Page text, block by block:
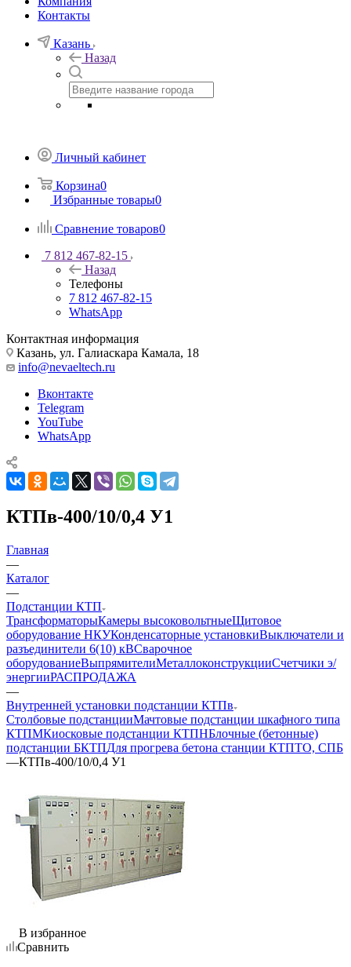
Контакты
Казань
Назад
Личный кабинет
Корзина0
Избранные товары0
Сравнение товаров0
7 812 467-82-15
Назад
Телефоны
7 812 467-82-15
WhatsApp
Контактная информация
Казань, ул. Галиаскара Камала, 18
info@nevaeltech.ru
Вконтакте
Telegram
YouTube
WhatsApp
КТПв-400/10/0,4 У1
Главная
—
Каталог
—
Подстанции КТП
ТрансформаторыКамеры высоковольтныеЩитовое
оборудование НКУКонденсаторные установкиВыключатели и
разъединители 6(10) кВСварочное
оборудованиеВыпрямителиМеталлоконструкцииСчетчики э/
энергииРАСПРОДАЖА
—
Внутренней установки подстанции КТПв
Столбовые подстанцииМачтовые подстанции шкафного типа
КТПМКиосковые подстанции КТПНБлочные (бетонные)
подстанции БКТПДля прогрева бетона станции КТПТО, СПБ
—КТПв-400/10/0,4 У1
В избранное
Сравнить